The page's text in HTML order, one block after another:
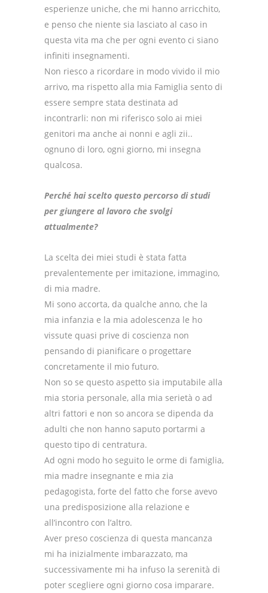
esperienze uniche, che mi hanno arricchito,
e penso che niente sia lasciato al caso in
questa vita ma che per ogni evento ci siano
infiniti insegnamenti.
Non riesco a ricordare in modo vivido il mio
arrivo, ma rispetto alla mia Famiglia sento di
essere sempre stata destinata ad
incontrarli: non mi riferisco solo ai miei
genitori ma anche ai nonni e agli zii..
ognuno di loro, ogni giorno, mi insegna
qualcosa.
Perché hai scelto questo percorso di studi
per giungere al lavoro che svolgi
attualmente?
La scelta dei miei studi è stata fatta
prevalentemente per imitazione, immagino,
di mia madre.
Mi sono accorta, da qualche anno, che la
mia infanzia e la mia adolescenza le ho
vissute quasi prive di coscienza non
pensando di pianificare o progettare
concretamente il mio futuro.
Non so se questo aspetto sia imputabile alla
mia storia personale, alla mia serietà o ad
altri fattori e non so ancora se dipenda da
adulti che non hanno saputo portarmi a
questo tipo di centratura.
Ad ogni modo ho seguito le orme di famiglia,
mia madre insegnante e mia zia
pedagogista, forte del fatto che forse avevo
una predisposizione alla relazione e
all’incontro con l’altro.
Aver preso coscienza di questa mancanza
mi ha inizialmente imbarazzato, ma
successivamente mi ha infuso la serenità di
poter scegliere ogni giorno cosa imparare.